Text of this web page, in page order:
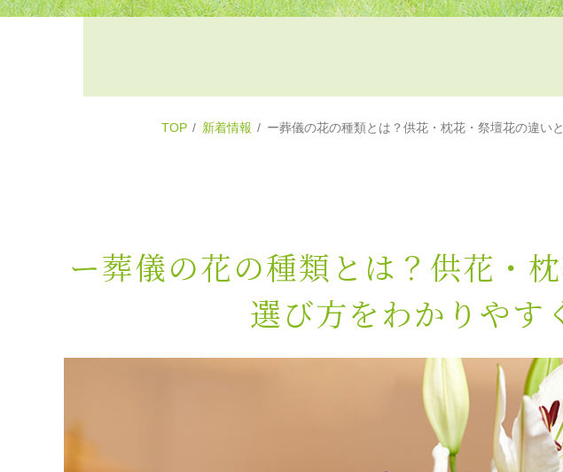
TOP 新着情報 ー葬儀の花の種類とは？供花・枕花・祭壇花の違い
ー葬儀の花の種類とは？供花・
選び方をわかりやす